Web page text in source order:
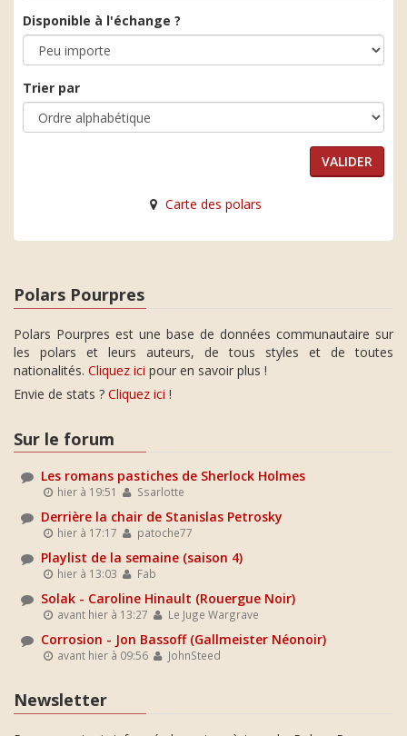
Disponible à l'échange ?
Trier par
Carte des polars
Polars Pourpres
Polars Pourpres est une base de données communautaire sur
les polars et leurs auteurs, de tous styles et de toutes
nationalités. Cliquez ici pour en savoir plus !
Envie de stats ? Cliquez ici !
Sur le forum
Les romans pastiches de Sherlock Holmes
hier à 19:51 Ssarlotte
Derrière la chair de Stanislas Petrosky
hier à 17:17 patoche77
Playlist de la semaine (saison 4)
hier à 13:03 Fab
Solak - Caroline Hinault (Rouergue Noir)
avant hier à 13:27 Le Juge Wargrave
Corrosion - Jon Bassoff (Gallmeister Néonoir)
avant hier à 09:56 JohnSteed
Newsletter